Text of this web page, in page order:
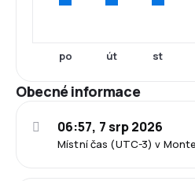
po út st
Obecné informace
Místní čas (UTC-3) v
06:57, 7 srp 2026